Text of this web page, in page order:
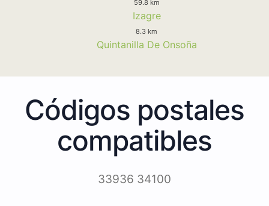
59.8 km
Izagre
8.3 km
Quintanilla De Onsoña
Códigos postales
compatibles
33936 34100